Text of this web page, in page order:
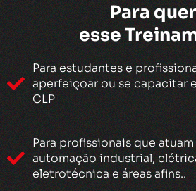
Para
esse
Para estudantes e
aperfeiçoar ou se capacitar
CLP
Para profissionais que atuam
automação industrial,
eletrotécnica e áreas afins..